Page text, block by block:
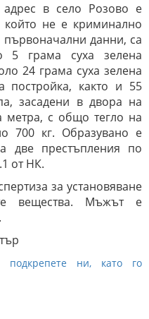
в село Розово е
не е криминално
данни, са
5 грама суха зелена
24 грама суха зелена
постройка, както и 55
засадени в двора на
метра, с общо тегло на
700 кг. Образувано е
две престъпления по
от НК.
за установяване
вещества. Мъжът е
подкрепете ни, като го